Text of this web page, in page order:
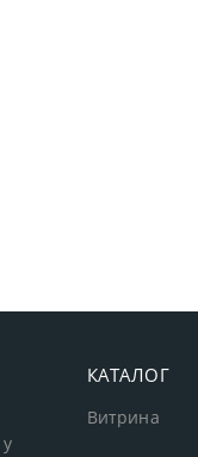
КАТАЛОГ
Витрина